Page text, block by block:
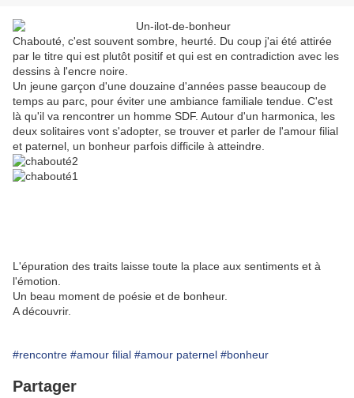
Chabouté, c'est souvent sombre, heurté. Du coup j'ai été attirée
par le titre qui est plutôt positif et qui est en contradiction avec les
dessins à l'encre noire.
Un jeune garçon d'une douzaine d'années passe beaucoup de
temps au parc, pour éviter une ambiance familiale tendue. C'est
là qu'il va rencontrer un homme SDF. Autour d'un harmonica, les
deux solitaires vont s'adopter, se trouver et parler de l'amour filial
et paternel, un bonheur parfois difficile à atteindre.
L'épuration des traits laisse toute la place aux sentiments et à
l'émotion.
Un beau moment de poésie et de bonheur.
A découvrir.
#rencontre #amour filial #amour paternel #bonheur
Partager